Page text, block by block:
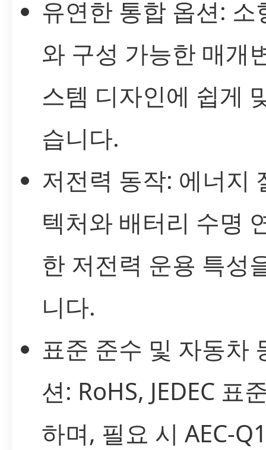
유연한 통합 옵션: 소
와 구성 가능한 매개
스템 디자인에 쉽게
습니다.
저전력 동작: 에너지
텍처와 배터리 수명
한 저전력 운용 특성
니다.
표준 준수 및 자동차
션: RoHS, JEDEC 표
하며, 필요 시 AEC-